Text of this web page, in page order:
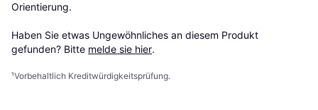
Orientierung.
Haben Sie etwas Ungewöhnliches an diesem Produkt
gefunden? Bitte melde sie hier.
¹Vorbehaltlich Kreditwürdigkeitsprüfung.